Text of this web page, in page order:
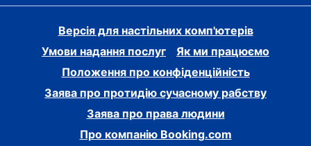
Версія для настільних комп'ютерів
Умови надання послуг
Як ми працюємо
Положення про конфіденційність
Заява про протидію сучасному рабству
Заява про права людини
Про компанію Booking.com